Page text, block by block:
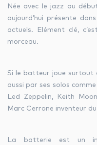
les métiers
offres
Née avec le jazz au
aujourd’hui présente
actuels. Elément clé,
morceau.
Si le batteur joue surtout
aussi par ses solos
Led Zeppelin, Keith
Marc Cerrone inventeur
La batterie est un